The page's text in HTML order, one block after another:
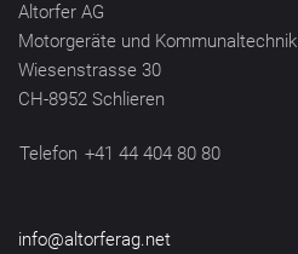
Altorfer AG
Motorgeräte und Kommunaltechnik
Wiesenstrasse 30
CH-8952 Schlieren
Telefon +41 44 404 80 80
info@altorferag.net